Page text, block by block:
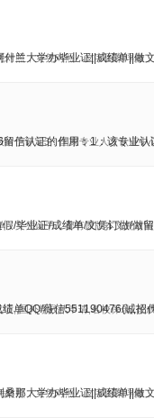
照，文凭对照，文字图案浮雕，
兰大学办毕业证||成绩单||做
予评定3：国家专业人才认证中
信认证的作用：1：该专业
文凭证书，都有原版本文凭对
/毕业证/成绩单/文凭订做/
,,国外学校代申请,名校保录,,改
单QQ/薇信551190476(诚招
照，文凭对照，文字图案浮雕
那大学办毕业证||成绩单||